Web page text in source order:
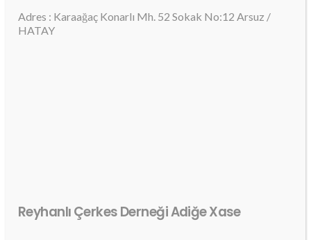
Adres : Karaağaç Konarlı Mh. 52 Sokak No:12 Arsuz /
HATAY
Reyhanlı Çerkes Derneği Adiğe Xase